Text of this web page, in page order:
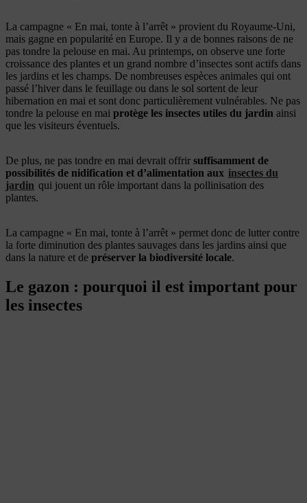
La campagne « En mai, tonte à l’arrêt » provient du Royaume-Uni,
mais gagne en popularité en Europe. Il y a de bonnes raisons de ne
pas tondre la pelouse en mai. Au printemps, on observe une forte
croissance des plantes et un grand nombre d’insectes sont actifs dans
les jardins et les champs. De nombreuses espèces animales qui ont
passé l’hiver dans le feuillage ou dans le sol sortent de leur
hibernation en mai et sont donc particulièrement vulnérables. Ne pas
tondre la pelouse en mai protège les insectes utiles du jardin ainsi
que les visiteurs éventuels.
De plus, ne pas tondre en mai devrait offrir suffisamment de
possibilités de nidification et d’alimentation aux insectes du
jardin qui jouent un rôle important dans la pollinisation des
plantes.
La campagne « En mai, tonte à l’arrêt » permet donc de lutter contre
la forte diminution des plantes sauvages dans les jardins ainsi que
dans la nature et de préserver la biodiversité locale.
Le gazon : pourquoi il est important pour
les insectes